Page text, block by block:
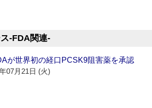
‐FDA関連‐
が世界初の経口PCSK9阻害薬を承認
07月21日 (火)